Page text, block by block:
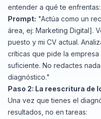
entender a qué te enfrentas:
Prompt: "Actúa como un
área, ej: Marketing Digital].
puesto y mi CV actual.
críticas que pide la
suficiente. No redactes
diagnóstico."
Paso 2: La reescritura de
Una vez que tienes el
resultados, no en tareas: